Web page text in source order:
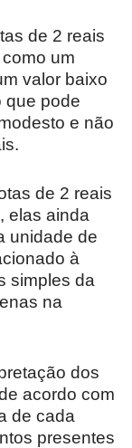
de 2 reais
um
valor baixo
que pode
e não
de 2 reais
elas ainda
unidade de
à
simples da
na
dos
acordo com
de cada
presentes